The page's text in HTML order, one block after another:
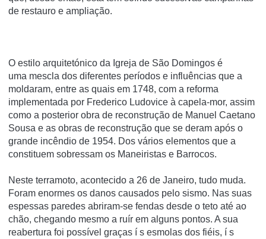
de restauro e ampliação.
O estilo arquitetónico da Igreja de São Domingos é
uma mescla dos diferentes períodos e influências que a
moldaram, entre as quais em 1748, com a reforma
implementada por Frederico Ludovice à capela-mor, assim
como a posterior obra de reconstrução de Manuel Caetano
Sousa e as obras de reconstrução que se deram após o
grande incêndio de 1954. Dos vários elementos que a
constituem sobressam os Maneiristas e Barrocos.
Neste terramoto, acontecido a 26 de Janeiro, tudo muda.
Foram enormes os danos causados pelo sismo. Nas suas
espessas paredes abriram-se fendas desde o teto até ao
chão, chegando mesmo a ruí­r em alguns pontos. A sua
reabertura foi possí­vel graças í s esmolas dos fiéis, í s